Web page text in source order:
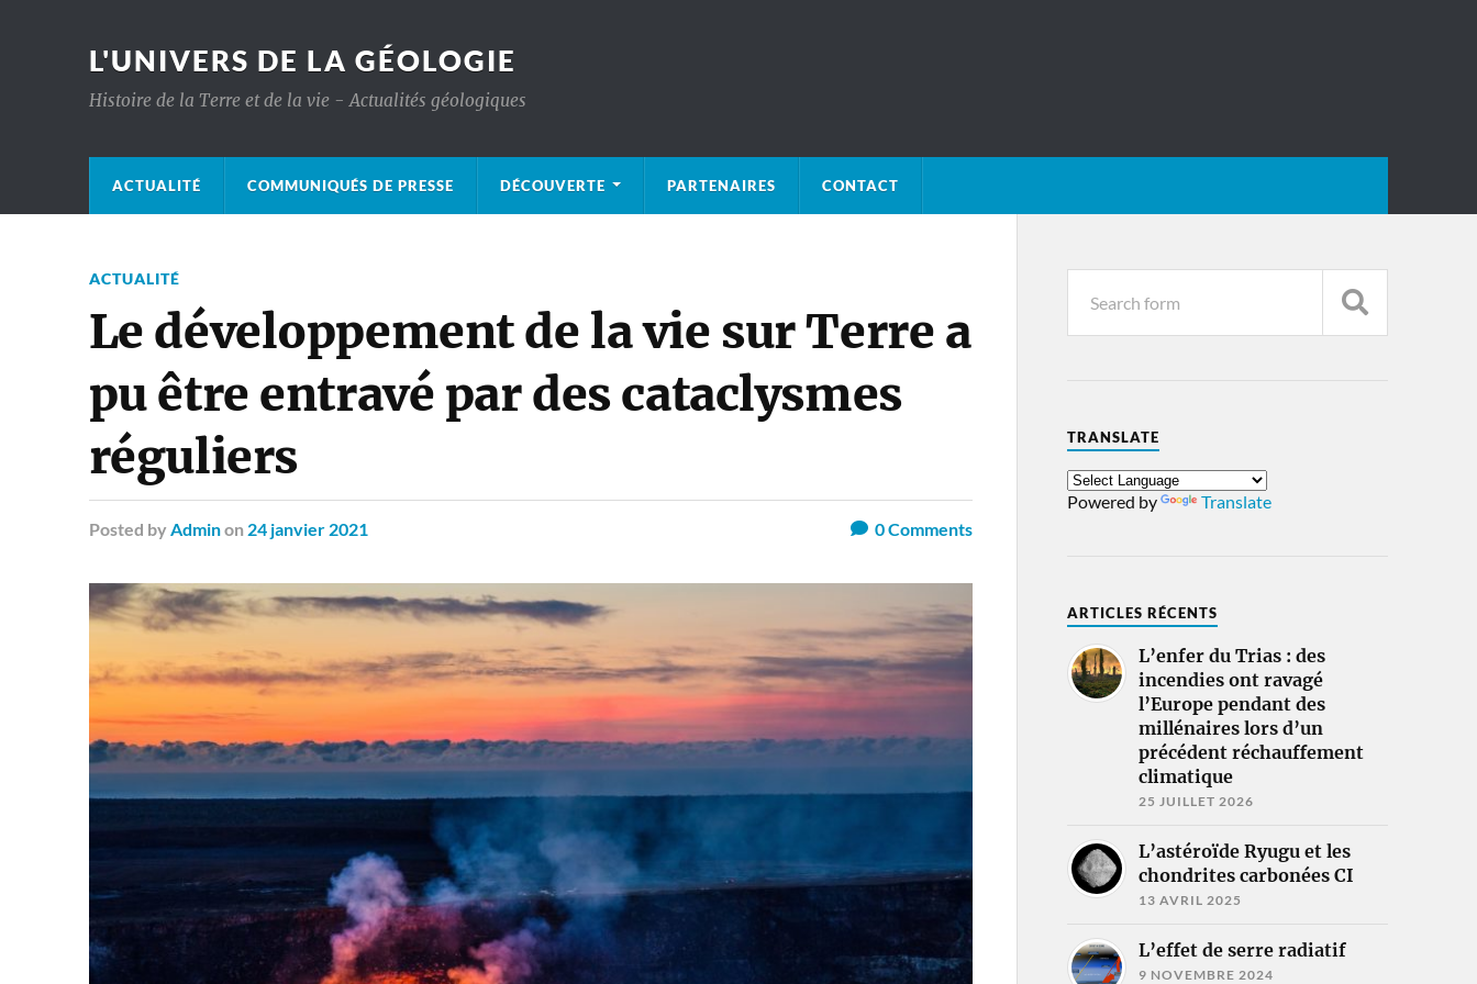
L'UNIVERS DE LA GÉOLOGIE
Histoire de la Terre et de la vie - Actualités géologiques
ACTUALITÉ COMMUNIQUÉS DE PRESSE DÉCOUVERTE PARTENAIRES CONTACT
ACTUALITÉ
Le développement de la vie sur Terre a
pu être entravé par des cataclysmes
réguliers
Posted by Adminon 24 janvier 2021 0Comments
TRANSLATE
Powered by Translate
ARTICLES RÉCENTS
L’enfer du Trias : des
incendies ont ravagé
l’Europe pendant des
millénaires lors d’un
précédent réchauffement
climatique
25 JUILLET 2026
L’astéroïde Ryugu et les
chondrites carbonées CI
13 AVRIL 2025
L’effet de serre radiatif
9 NOVEMBRE 2024